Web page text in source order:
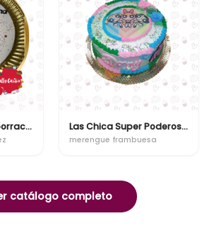
Feliz cumple vieja borracha Las Chica Super Poderosas
merengue frambuesa
catálogo completo